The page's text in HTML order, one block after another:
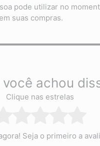
pode utilizar no
suas compras.
você achou
Clique nas estrelas
Seja o primeiro a